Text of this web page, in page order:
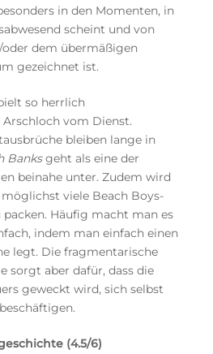
in den Momenten, in
scheint und von
dem übermäßigen
gezeichnet ist.
so herrlich
vom Dienst.
bleiben lange in
Banksgeht als eine der
beinahe unter. Zudem wird
viele Beach Boys-
Häufig macht man es
indem man einfach einen
legt. Die fragmentarische
sorgt aber dafür, dass die
geweckt wird, sich selbst
(4.5/6)